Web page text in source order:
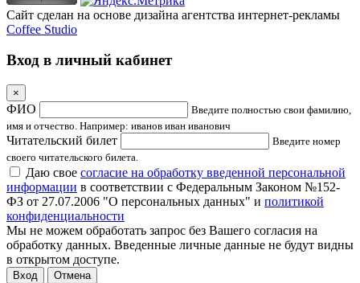
Сайт сделан на основе дизайна агентства интернет-рекламы
Coffee Studio
Вход в личный кабинет
×
ФИО
Введите полностью свои фамилию,
имя и отчество. Например: иванов иван иванович
Читательский билет
Введите номер
своего читательского билета.
Даю свое согласие на обработку введенной персональной
информации в соответствии с Федеральным Законом №152-
ФЗ от 27.07.2006 "О персональных данных" и политикой
конфиденциальности
Мы не можем обработать запрос без Вашего согласия на
обработку данных. Введенные личные данные не будут видны
в открытом доступе.
Отмена